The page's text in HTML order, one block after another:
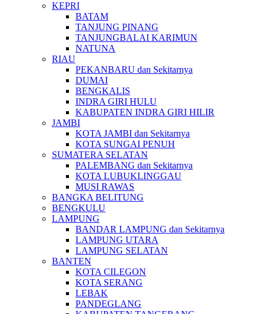
KEPRI
BATAM
TANJUNG PINANG
TANJUNGBALAI KARIMUN
NATUNA
RIAU
PEKANBARU dan Sekitarnya
DUMAI
BENGKALIS
INDRA GIRI HULU
KABUPATEN INDRA GIRI HILIR
JAMBI
KOTA JAMBI dan Sekitarnya
KOTA SUNGAI PENUH
SUMATERA SELATAN
PALEMBANG dan Sekitarnya
KOTA LUBUKLINGGAU
MUSI RAWAS
BANGKA BELITUNG
BENGKULU
LAMPUNG
BANDAR LAMPUNG dan Sekitarnya
LAMPUNG UTARA
LAMPUNG SELATAN
BANTEN
KOTA CILEGON
KOTA SERANG
LEBAK
PANDEGLANG